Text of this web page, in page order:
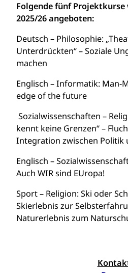
Folgende fünf
2025/26 angeboten:
Deutsch – Philosophie:
Unterdrückten“ – Soziale
machen
Englisch – Informatik: Man-
edge of the future
Sozialwissenschaften –
kennt keine Grenzen“ –
Integration zwischen Politik
Englisch –
Auch WIR sind EUropa!
Sport – Religion: Ski oder
Skierlebnis zur
Naturerlebnis zum